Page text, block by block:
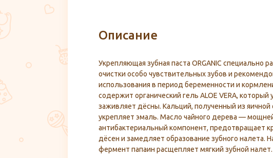
Описание
Укрепляющая зубная паста ORGANIC специально
очистки особо чувствительных зубов и
использования в период беременности и
содержит органический гель ALOE VERA, который
заживляет дёсны. Кальций, полученный из яичной
укрепляет эмаль. Масло чайного дерева —
антибактериальный компонент, предотвращает
дёсен и замедляет образование зубного налета.
фермент папаин расщепляет мягкий зубной налет.